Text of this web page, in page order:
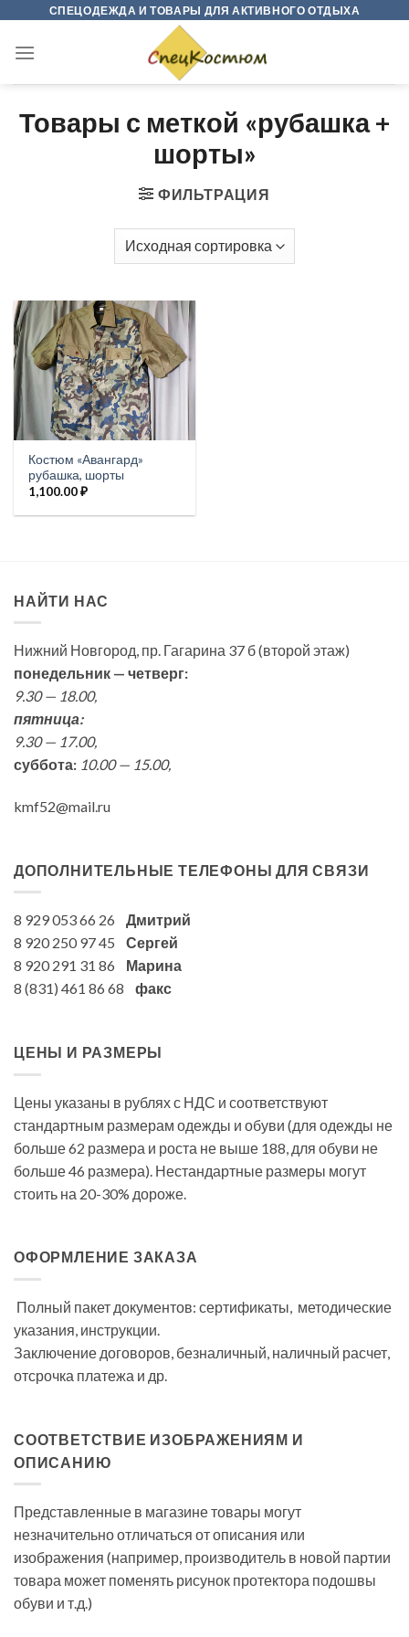
content
СПЕЦОДЕЖДА И ТОВАРЫ ДЛЯ АКТИВНОГО ОТДЫХА
Товары с меткой «рубашка +
шорты»
ФИЛЬТРАЦИЯ
Костюм «Авангард»
рубашка, шорты
1,100.00₽
НАЙТИ НАС
Нижний Новгород, пр. Гагарина 37 б (второй этаж)
понедельник — четверг:
9.30 — 18.00,
пятница:
9.30 — 17.00,
суббота: 10.00 — 15.00,
kmf52@mail.ru
ДОПОЛНИТЕЛЬНЫЕ ТЕЛЕФОНЫ ДЛЯ СВЯЗИ
8 929 053 66 26 Дмитрий
8 920 250 97 45 Сергей
8 920 291 31 86 Марина
8 (831) 461 86 68 факс
ЦЕНЫ И РАЗМЕРЫ
Цены указаны в рублях с НДС и соответствуют
стандартным размерам одежды и обуви (для одежды не
больше 62 размера и роста не выше 188, для обуви не
больше 46 размера). Нестандартные размеры могут
стоить на 20-30% дороже.
ОФОРМЛЕНИЕ ЗАКАЗА
Полный пакет документов: сертификаты, методические
указания, инструкции.
Заключение договоров, безналичный, наличный расчет,
отсрочка платежа и др.
СООТВЕТСТВИЕ ИЗОБРАЖЕНИЯМ И
ОПИСАНИЮ
Представленные в магазине товары могут
незначительно отличаться от описания или
изображения (например, производитель в новой партии
товара может поменять рисунок протектора подошвы
обуви и т.д.)